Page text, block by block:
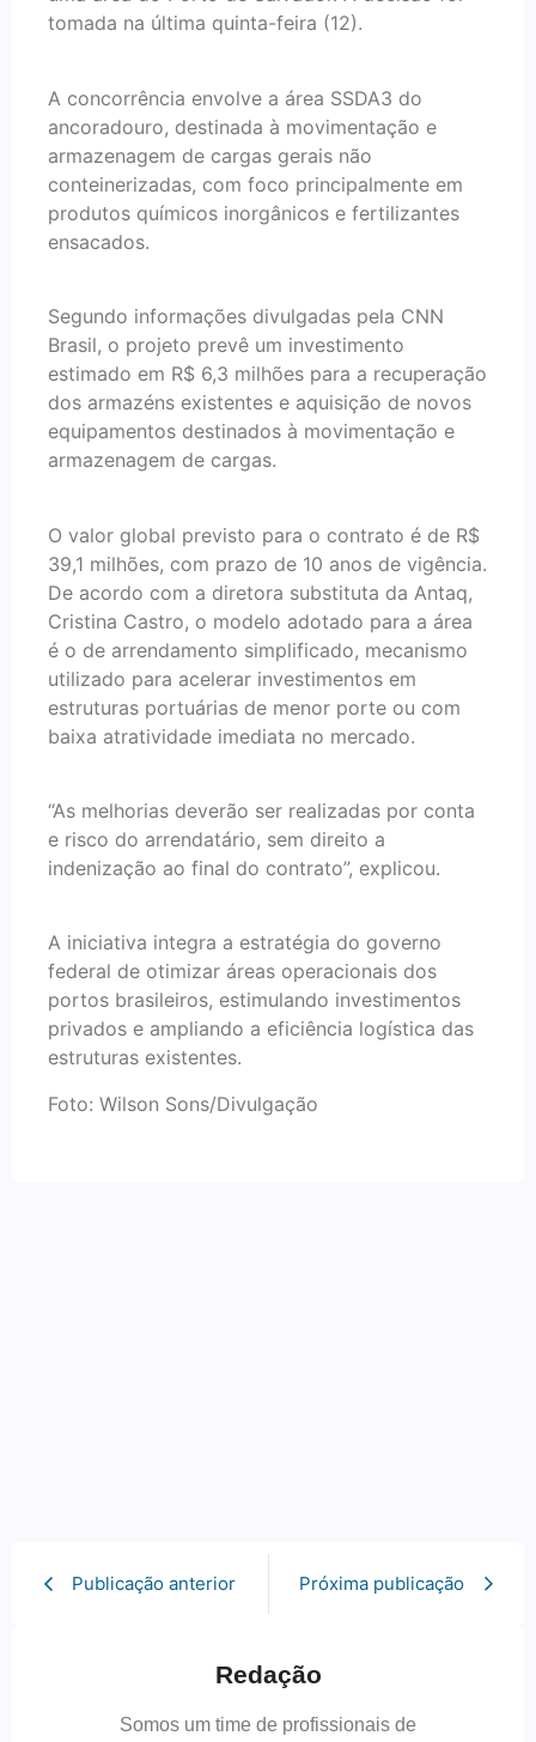
tomada na última quinta-feira (12).
A concorrência envolve a área SSDA3 do
ancoradouro, destinada à movimentação e
armazenagem de cargas gerais não
conteinerizadas, com foco principalmente em
produtos químicos inorgânicos e fertilizantes
ensacados.
Segundo informações divulgadas pela CNN
Brasil, o projeto prevê um investimento
estimado em R$ 6,3 milhões para a recuperação
dos armazéns existentes e aquisição de novos
equipamentos destinados à movimentação e
armazenagem de cargas.
O valor global previsto para o contrato é de R$
39,1 milhões, com prazo de 10 anos de vigência.
De acordo com a diretora substituta da Antaq,
Cristina Castro, o modelo adotado para a área
é o de arrendamento simplificado, mecanismo
utilizado para acelerar investimentos em
estruturas portuárias de menor porte ou com
baixa atratividade imediata no mercado.
“As melhorias deverão ser realizadas por conta
e risco do arrendatário, sem direito a
indenização ao final do contrato”, explicou.
A iniciativa integra a estratégia do governo
federal de otimizar áreas operacionais dos
portos brasileiros, estimulando investimentos
privados e ampliando a eficiência logística das
estruturas existentes.
Foto: Wilson Sons/Divulgação
Publicação anterior Próxima publicação
Redação
Somos um time de profissionais de